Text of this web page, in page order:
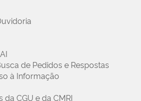
de Pedidos e Respostas
à Informação
CGU e da CMRI